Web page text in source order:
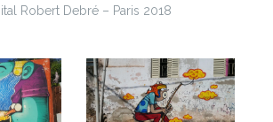
Robert Debré – Paris 2018